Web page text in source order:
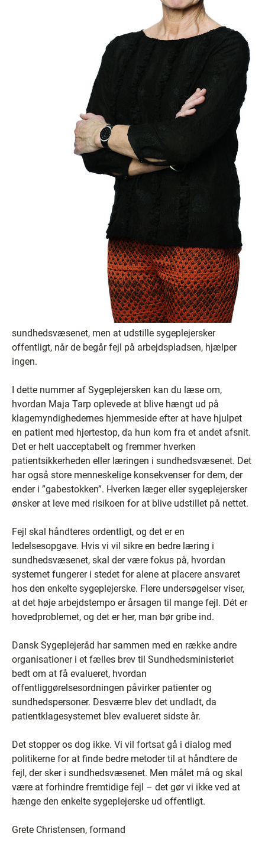
sundhedsvæsenet, men at udstille sygeplejersker
offentligt, når de begår fejl på arbejdspladsen, hjælper
ingen.
I dette nummer af Sygeplejersken kan du læse om,
hvordan Maja Tarp oplevede at blive hængt ud på
klagemyndighedernes hjemmeside efter at have hjulpet
en patient med hjertestop, da hun kom fra et andet afsnit.
Det er helt uacceptabelt og fremmer hverken
patientsikkerheden eller læringen i sundhedsvæsenet. Det
har også store menneskelige konsekvenser for dem, der
ender i ”gabestokken”. Hverken læger eller sygeplejersker
ønsker at leve med risikoen for at blive udstillet på nettet.
Fejl skal håndteres ordentligt, og det er en
ledelsesopgave. Hvis vi vil sikre en bedre læring i
sundhedsvæsenet, skal der være fokus på, hvordan
systemet fungerer i stedet for alene at placere ansvaret
hos den enkelte sygeplejerske. Flere undersøgelser viser,
at det høje arbejdstempo er årsagen til mange fejl. Dét er
hovedproblemet, og det er her, man bør gribe ind.
Dansk Sygeplejeråd har sammen med en række andre
organisationer i et fælles brev til Sundhedsministeriet
bedt om at få evalueret, hvordan
offentliggørelsesordningen påvirker patienter og
sundhedspersoner. Desværre blev det undladt, da
patientklagesystemet blev evalueret sidste år.
Det stopper os dog ikke. Vi vil fortsat gå i dialog med
politikerne for at finde bedre metoder til at håndtere de
fejl, der sker i sundhedsvæsenet. Men målet må og skal
være at forhindre fremtidige fejl – det gør vi ikke ved at
hænge den enkelte sygeplejerske ud offentligt.
Grete Christensen, formand